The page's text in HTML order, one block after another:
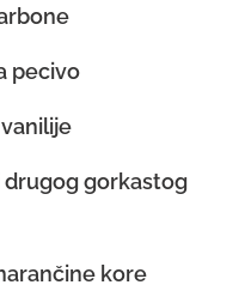
pecivo
drugog gorkastog
kore